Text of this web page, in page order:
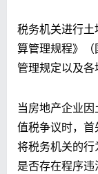
税务机关进行
算管理规程》
管理规定以及各
当房地产企业
值税争议时，首
将税务机关的
是否存在程序违